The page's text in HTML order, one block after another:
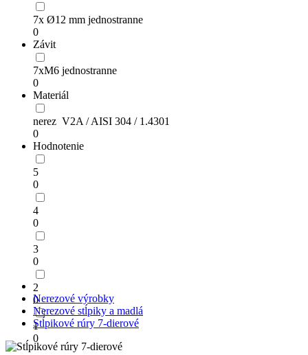
7x Ø12 mm jednostranne
0
Závit
7xM6 jednostranne
0
Materiál
nerez V2A / AISI 304 / 1.4301
0
Hodnotenie
5
0
4
0
3
0
2
0
1
0
Nerezové výrobky
Nerezové stĺpiky a madlá
Stĺpikové rúry 7-dierové